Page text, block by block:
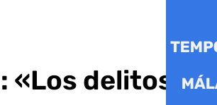
«Los delitos